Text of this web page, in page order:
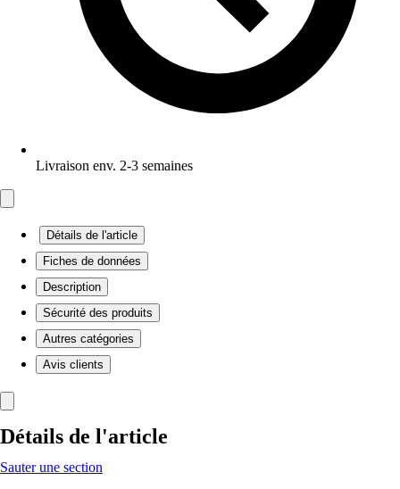
Livraison env. 2-3 semaines
Détails de l'article
Fiches de données
Description
Sécurité des produits
Autres catégories
Avis clients
Détails de l'article
Sauter une section